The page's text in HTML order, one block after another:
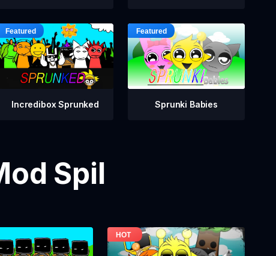
Incredibox Sprunked Sprunki Babies
Spil